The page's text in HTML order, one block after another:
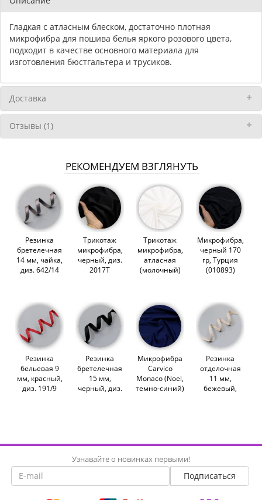
Гладкая с атласным блеском, достаточно плотная
микрофибра для пошива белья яркого розового цвета,
подходит в качестве основного материала для
изготовления бюстгальтера и трусиков.
Доставка
Отзывы (1)
РЕКОМЕНДУЕМ ВЗГЛЯНУТЬ
Резинка
бретелечная
14 мм, чайка,
диз. 642/14
Трикотаж
микрофибра,
черный, диз.
2017Т
Трикотаж
микрофибра,
атласная
(молочный)
Микрофибра,
черный 170
гр, Турция
(010893)
Резинка
бельевая 9
мм, красный,
диз. 191/9
Резинка
бретелечная
15 мм,
черный, диз.
Микрофибра
Carvico
Monaco (Noel,
темно-синий)
Резинка
отделочная
11 мм,
бежевый,
Узнавайте о новинках первыми!